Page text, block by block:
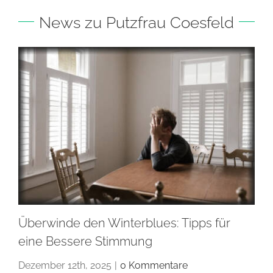
News zu Putzfrau Coesfeld
Überwinde den Winterblues: Tipps für
eine Bessere Stimmung
Dezember 12th, 2025 | 0 Kommentare